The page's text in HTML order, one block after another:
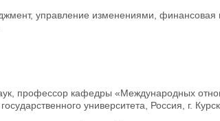
управление изменениями, финансовая
профессор кафедры «Международных
университета, Россия, г. Курск